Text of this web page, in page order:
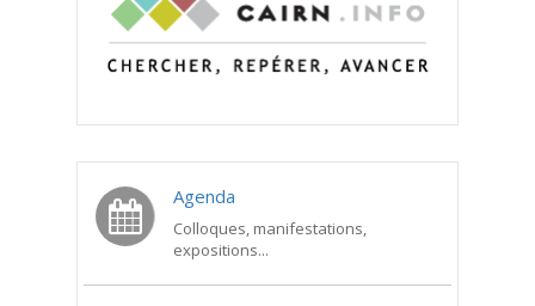
Agenda
Colloques, manifestations,
expositions...